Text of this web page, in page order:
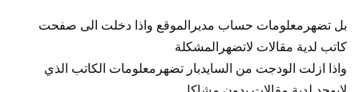
بل تضهرمعلومات حساب مديرالموقع واذا دخلت الى صفحت
كاتب لدية مقالات لاتضهرالمشكلة
واذا ازلت الودجت من السايدبار تضهرمعلومات الكاتب الذي